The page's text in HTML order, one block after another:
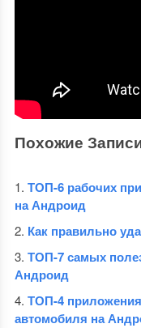
Похожие
ТОП-6 рабочих
на Андроид
Как правильно
ТОП-7 самых
Андроид
ТОП-4 приложения
автомобиля на